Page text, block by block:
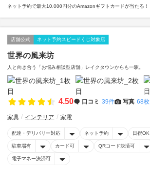
ネット予約で最大10,000円分のAmazonギフトカードが当たる！
店舗公式 ネット予約スピードくじ対象店
世界の風来坊
人と向き合う「お悩み相談型店舗」レイクタウンからも一駅。
4.50 口コミ 39件 写真 68枚
家具 インテリア 家電
配達・デリバリー対応 ネット予約 日祝OK
駐車場有 カード可 QRコード決済可
電子マネー決済可